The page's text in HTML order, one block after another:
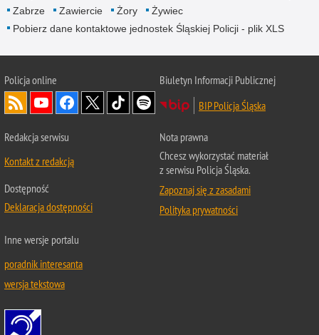
Zabrze
Zawiercie Żory
Żywiec
Pobierz dane kontaktowe jednostek Śląskiej Policji - plik XLS
Policja online
Biuletyn Informacji Publicznej
BIP Policja Śląska
Redakcja serwisu
Kontakt z redakcją
Dostępność
Deklaracja dostępności
Nota prawna
Chcesz wykorzystać materiał
z serwisu Policja Śląska.
Zapoznaj się z zasadami
Polityka prywatności
Inne wersje portalu
poradnik interesanta
wersja tekstowa